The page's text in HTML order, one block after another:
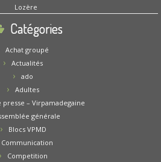
Lozère
Catégories
Achat groupé
Actualités
ado
Adultes
– Virpamadegaine
générale
Blocs VPMD
Communication
Competition